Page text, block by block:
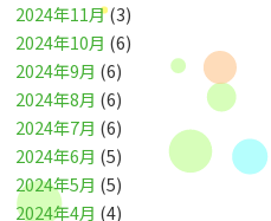
2024年11月(3)
2024年10月 (6)
2024年9月 (6)
2024年8月 (6)
2024年7月 (6)
2024年6月 (5)
2024年5月 (5)
2024年4月 (4)